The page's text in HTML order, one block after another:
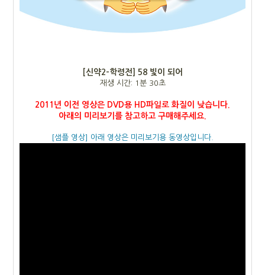
[신약2-학령전] 58 빛이 되어
재생 시간: 1분 30초
2011년 이전 영상은 DVD용 HD파일로 화질이 낮습니다.
아래의 미리보기를 참고하고 구매해주세요.
[샘플 영상] 아래 영상은 미리보기용 동영상입니다.